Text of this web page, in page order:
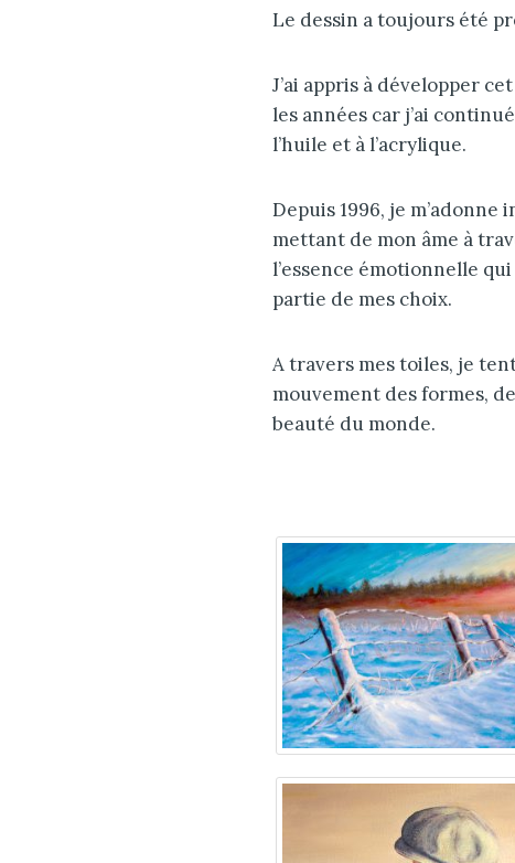
Le dessin a toujours été
J’ai appris à développer
les années car j’ai
l’huile et à l’acrylique.
Depuis 1996, je
mettant de mon âme à
l’essence émotionnelle
partie de mes choix.
A travers mes toiles, je
mouvement des formes,
beauté du monde.